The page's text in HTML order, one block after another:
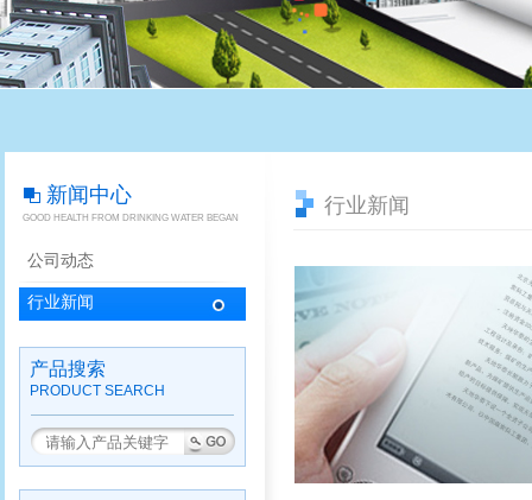
新闻中心
GOOD HEALTH FROM DRINKING WATER BEGAN
公司动态
行业新闻
产品搜索
PRODUCT SEARCH
行业新闻